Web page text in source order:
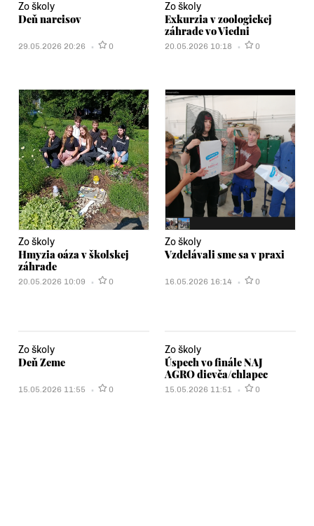
Zo školy
Deň narcisov
29.05.2026 20:26 0
Zo školy
Exkurzia v zoologickej
záhrade vo Viedni
20.05.2026 10:18 0
Zo školy
Hmyzia oáza v školskej
záhrade
20.05.2026 10:09 0
Zo školy
Vzdelávali sme sa v praxi
16.05.2026 16:14 0
Zo školy
Deň Zeme
15.05.2026 11:55 0
Zo školy
Úspech vo finále NAJ
AGRO dievča/chlapec
15.05.2026 11:51 0